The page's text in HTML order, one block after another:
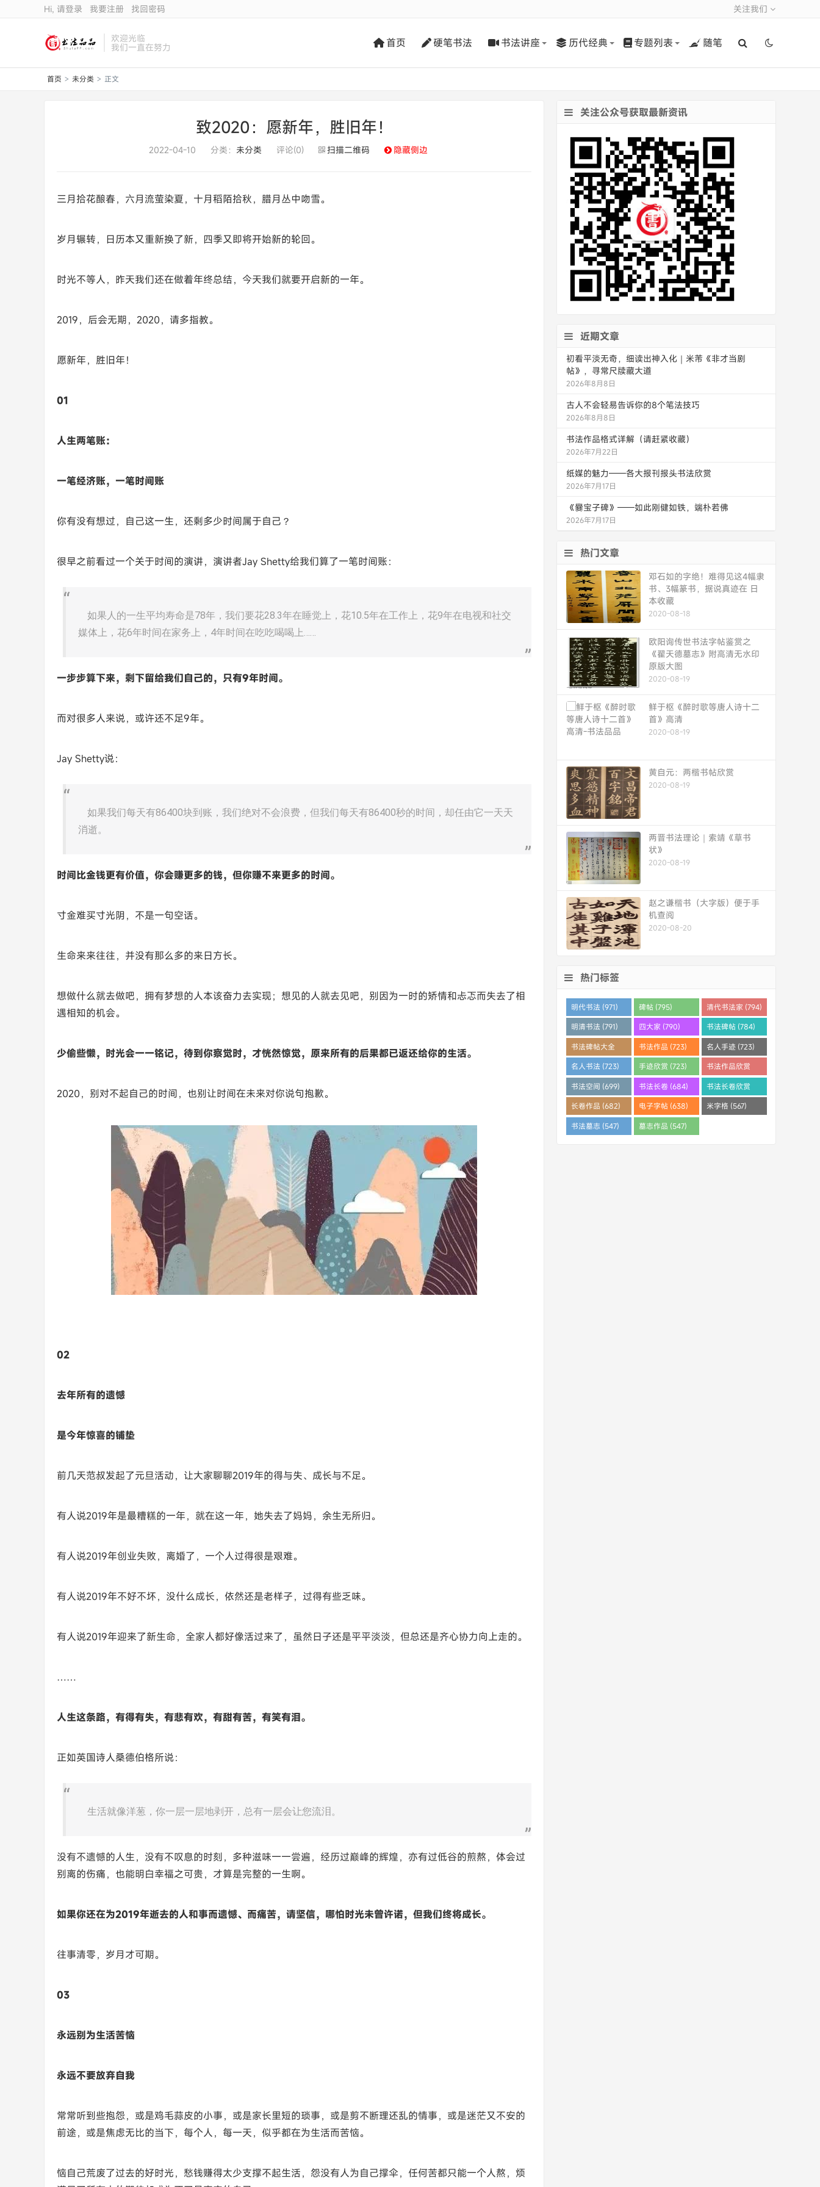
关注我们
Hi, 请登录 我要注册 找回密码
欢迎光临
我们一直在努力 首页 硬笔书法 书法讲座 历代经典 专题列表 随笔
首页 > 未分类 > 正文
致2020：愿新年，胜旧年！
2022-04-10 分类： 未分类 评论(0) 扫描二维码 隐藏侧边
三月拾花酿春，六月流萤染夏，十月稻陌拾秋，腊月丛中吻雪。
岁月辗转，日历本又重新换了新，四季又即将开始新的轮回。
时光不等人，昨天我们还在做着年终总结，今天我们就要开启新的一年。
2019，后会无期，2020，请多指教。
愿新年，胜旧年！
01
人生两笔账：
一笔经济账，一笔时间账
你有没有想过，自己这一生，还剩多少时间属于自己？
很早之前看过一个关于时间的演讲，演讲者Jay Shetty给我们算了一笔时间账：
如果人的一生平均寿命是78年，我们要花28.3年在睡觉上，花10.5年在工作上，花9年在电视和社交
媒体上，花6年时间在家务上，4年时间在吃吃喝喝上……
一步步算下来，剩下留给我们自己的，只有9年时间。
而对很多人来说，或许还不足9年。
Jay Shetty说：
如果我们每天有86400块到账，我们绝对不会浪费，但我们每天有86400秒的时间，却任由它一天天
消逝。
时间比金钱更有价值，你会赚更多的钱，但你赚不来更多的时间。
寸金难买寸光阴，不是一句空话。
生命来来往往，并没有那么多的来日方长。
想做什么就去做吧，拥有梦想的人本该奋力去实现；想见的人就去见吧，别因为一时的矫情和忐忑而失去了相
遇相知的机会。
少偷些懒，时光会一一铭记，待到你察觉时，才恍然惊觉，原来所有的后果都已返还给你的生活。
2020，别对不起自己的时间，也别让时间在未来对你说句抱歉。
02
去年所有的遗憾
是今年惊喜的铺垫
前几天范叔发起了元旦活动，让大家聊聊2019年的得与失、成长与不足。
有人说2019年是最糟糕的一年，就在这一年，她失去了妈妈，余生无所归。
有人说2019年创业失败，离婚了，一个人过得很是艰难。
有人说2019年不好不坏，没什么成长，依然还是老样子，过得有些乏味。
有人说2019年迎来了新生命，全家人都好像活过来了，虽然日子还是平平淡淡，但总还是齐心协力向上走的。
……
人生这条路，有得有失，有悲有欢，有甜有苦，有笑有泪。
正如英国诗人桑德伯格所说：
生活就像洋葱，你一层一层地剥开，总有一层会让您流泪。
没有不遗憾的人生，没有不叹息的时刻，多种滋味一一尝遍，经历过巅峰的辉煌，亦有过低谷的煎熬，体会过
别离的伤痛，也能明白幸福之可贵，才算是完整的一生啊。
如果你还在为2019年逝去的人和事而遗憾、而痛苦，请坚信，哪怕时光未曾许诺，但我们终将成长。
往事清零，岁月才可期。
03
永远别为生活苦恼
永远不要放弃自我
常常听到些抱怨，或是鸡毛蒜皮的小事，或是家长里短的琐事，或是剪不断理还乱的情事，或是迷茫又不安的
前途，或是焦虑无比的当下，每个人，每一天，似乎都在为生活而苦恼。
恼自己荒废了过去的好时光，愁钱赚得太少支撑不起生活，怨没有人为自己撑伞，任何苦都只能一个人熬，烦
关注公众号获取最新资讯
近期文章
初看平淡无奇，细读出神入化｜米芾《非才当剧
帖》，寻常尺牍藏大道
2026年8月8日
古人不会轻易告诉你的8个笔法技巧
2026年8月8日
书法作品格式详解（请赶紧收藏）
2026年7月22日
纸媒的魅力——各大报刊报头书法欣赏
2026年7月17日
《爨宝子碑》——如此刚健如铁，端朴若佛
2026年7月17日
热门文章
邓石如的字绝！难得见这4幅隶
书、3幅篆书，据说真迹在 日
本收藏
2020-08-18
欧阳询传世书法字帖鉴赏之
《翟天德墓志》附高清无水印
原版大图
2020-08-19
鲜于枢《醉时歌等唐人诗十二
首》高清
2020-08-19
黄自元：两楷书帖欣赏
2020-08-19
两晋书法理论｜索靖《草书
状》
2020-08-19
赵之谦楷书（大字版）便于手
机查阅
2020-08-20
热门标签
明代书法 (971) 碑帖 (795) 清代书法家 (794)
明清书法 (791) 四大家 (790) 书法碑帖 (784)
书法碑帖大全
(784)
书法作品 (723) 名人手迹 (723)
名人书法 (723) 手迹欣赏 (723)
书法作品欣赏
(710)
书法空间 (699) 书法长卷 (684)
书法长卷欣赏
(682)
长卷作品 (682) 电子字帖 (638) 米字格 (567)
书法墓志 (547) 墓志作品 (547)